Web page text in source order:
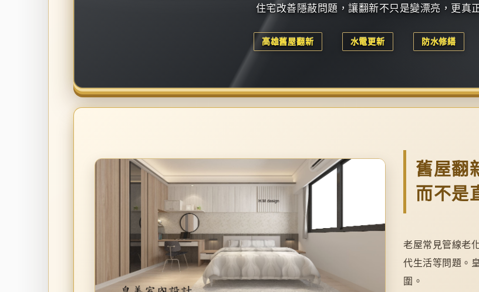
住宅改善隱蔽問題，讓翻新不只是變漂亮，更真
高雄舊屋翻新 水電更新 防水修繕
舊屋翻
而不是
老屋常見管線老
代生活等問題。
圍。